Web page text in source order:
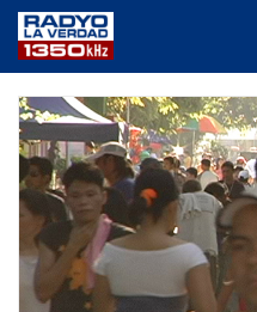
PUBLIC SERVICE
ANNOUNCEMENTS
PROGRAMS
ABOUT
CONTACT US